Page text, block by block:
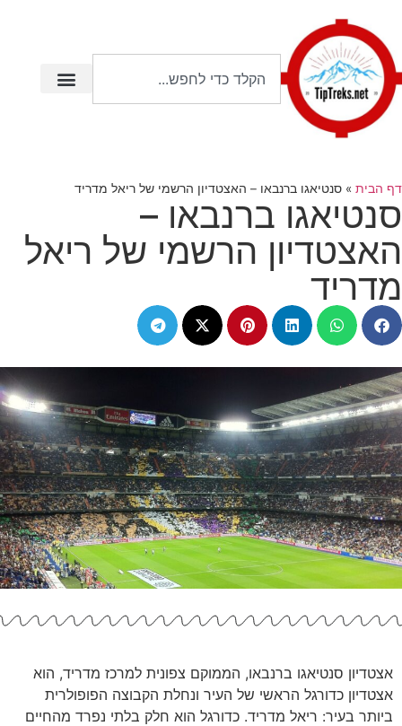
דף הבית » סנטיאגו ברנבאו – האצטדיון הרשמי של ריאל מדריד
סנטיאגו ברנבאו –
האצטדיון הרשמי של ריאל
מדריד
אצטדיון סנטיאגו ברנבאו, הממוקם צפונית למרכז מדריד, הוא
אצטדיון כדורגל הראשי של העיר ונחלת הקבוצה הפופולרית
ביותר בעיר: ריאל מדריד. כדורגל הוא חלק בלתי נפרד מהחיים